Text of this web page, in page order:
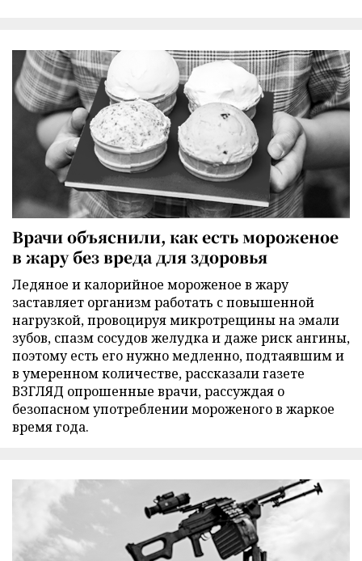
Врачи объяснили, как есть мороженое
в жару без вреда для здоровья
Ледяное и калорийное мороженое в жару
заставляет организм работать с повышенной
нагрузкой, провоцируя микротрещины на эмали
зубов, спазм сосудов желудка и даже риск ангины,
поэтому есть его нужно медленно, подтаявшим и
в умеренном количестве, рассказали газете
ВЗГЛЯД опрошенные врачи, рассуждая о
безопасном употреблении мороженого в жаркое
время года.